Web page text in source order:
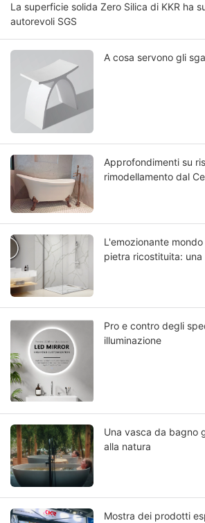
La superficie solida Zero Silica di KKR ha
autorevoli SGS
A cosa servono gli
Approfondimenti su
rimodellamento dal
L'emozionante
pietra ricostituita: una
Pro e contro degli
illuminazione
Una vasca da bagno
alla natura
Mostra dei prodotti